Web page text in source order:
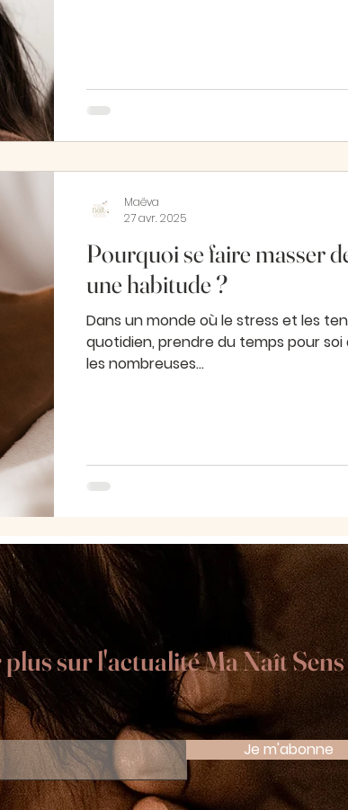
Pourquoi se faire masser
une habitude ?
Dans un monde où le stress et les
quotidien, prendre du temps pour soi
les nombreuses...
Maëva
27 avr. 2025
sur l'actualité Ma Naît
Je m'abonne